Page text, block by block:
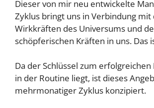
Dieser von mir neu entwickelte
Zyklus bringt uns in Verbindung mit
Wirkkräften des Universums und
schöpferischen Kräften in uns. Das
Da der Schlüssel zum
in der Routine liegt, ist dieses
mehrmonatiger Zyklus konzipiert.